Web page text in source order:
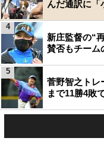
んだ通訳に「
新庄監督の“
賛否もチーム
4
菅野智之トレ
まで11勝4敗
5